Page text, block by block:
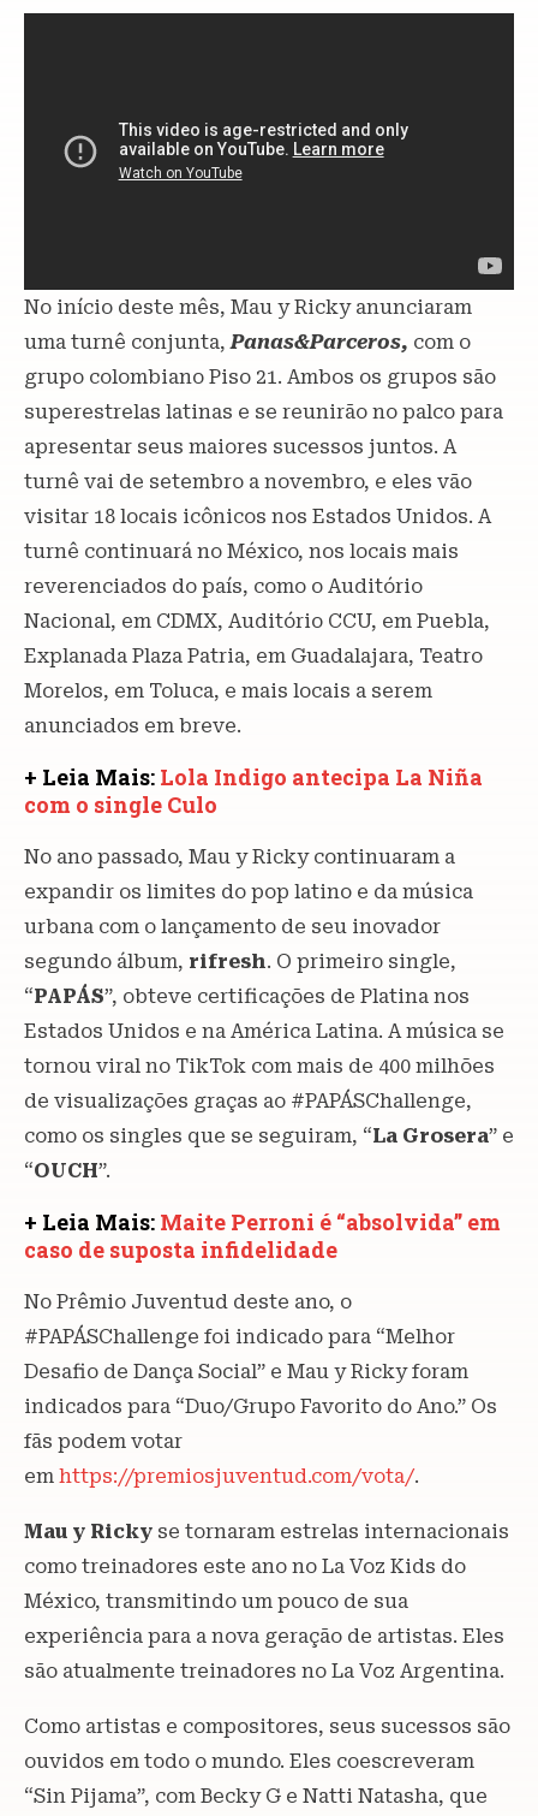
No início deste mês, Mau y Ricky anunciaram
uma turnê conjunta,Panas&Parceros, com o
grupo colombiano Piso 21. Ambos os grupos são
superestrelas latinas e se reunirão no palco para
apresentar seus maiores sucessos juntos. A
turnê vai de setembro a novembro, e eles vão
visitar 18 locais icônicos nos Estados Unidos. A
turnê continuará no México, nos locais mais
reverenciados do país, como o Auditório
Nacional, em CDMX, Auditório CCU, em Puebla,
Explanada Plaza Patria, em Guadalajara, Teatro
Morelos, em Toluca, e mais locais a serem
anunciados em breve.
+ Leia Mais: Lola Indigo antecipa La Niña
com o single Culo
No ano passado, Mau y Ricky continuaram a
expandir os limites do pop latino e da música
urbana com o lançamento de seu inovador
segundo álbum, rifresh. O primeiro single,
“PAPÁS”, obteve certificações de Platina nos
Estados Unidos e na América Latina. A música se
tornou viral no TikTok com mais de 400 milhões
de visualizações graças ao #PAPÁSChallenge,
como os singles que se seguiram, “La Grosera” e
“OUCH”.
+ Leia Mais: Maite Perroni é “absolvida” em
caso de suposta infidelidade
No Prêmio Juventud deste ano, o
#PAPÁSChallenge foi indicado para “Melhor
Desafio de Dança Social” e Mau y Ricky foram
indicados para “Duo/Grupo Favorito do Ano.” Os
fãs podem votar
em https://premiosjuventud.com/vota/.
Mau y Ricky se tornaram estrelas internacionais
como treinadores este ano no La Voz Kids do
México, transmitindo um pouco de sua
experiência para a nova geração de artistas. Eles
são atualmente treinadores no La Voz Argentina.
Como artistas e compositores, seus sucessos são
ouvidos em todo o mundo. Eles coescreveram
“Sin Pijama”, com Becky G e Natti Natasha, que